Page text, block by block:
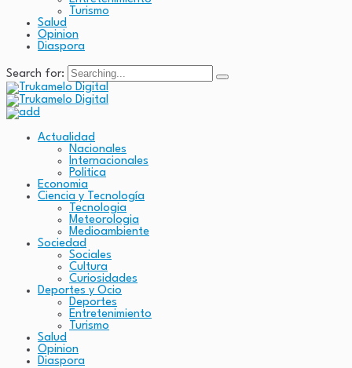
Turismo
Salud
Opinion
Diaspora
Search for:
Actualidad
Nacionales
Internacionales
Politica
Economia
Ciencia y Tecnología
Tecnologia
Meteorologia
Medioambiente
Sociedad
Sociales
Cultura
Curiosidades
Deportes y Ocio
Deportes
Entretenimiento
Turismo
Salud
Opinion
Diaspora